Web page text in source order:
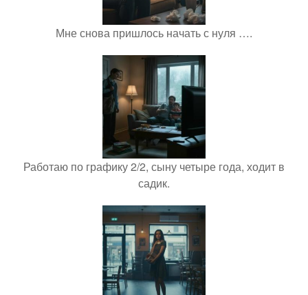
Мне снова пришлось начать с нуля ….
Работаю по графику 2/2, сыну четыре года, ходит в
садик.